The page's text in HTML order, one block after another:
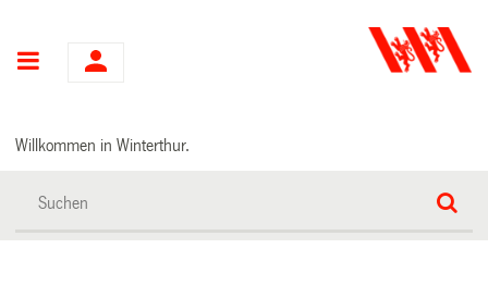
Hauptnavigation
Willkommen in Winterthur.